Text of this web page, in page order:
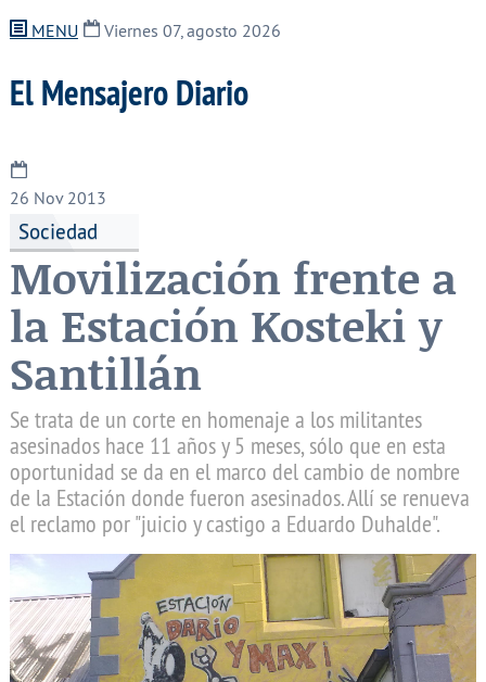
MENU Viernes 07, agosto 2026
El Mensajero Diario
26 Nov 2013
Sociedad
Movilización frente a
la Estación Kosteki y
Santillán
Se trata de un corte en homenaje a los militantes
asesinados hace 11 años y 5 meses, sólo que en esta
oportunidad se da en el marco del cambio de nombre
de la Estación donde fueron asesinados. Allí se renueva
el reclamo por "juicio y castigo a Eduardo Duhalde".